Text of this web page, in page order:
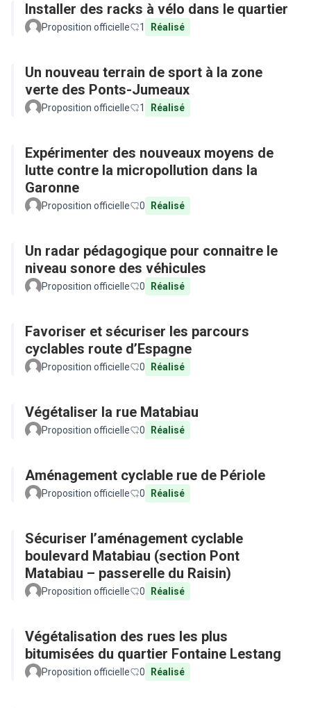
Installer des racks à vélo dans le quartier
Proposition officielle 1 Réalisé
Un nouveau terrain de sport à la zone
verte des Ponts-Jumeaux
Proposition officielle 1 Réalisé
Expérimenter des nouveaux moyens de
lutte contre la micropollution dans la
Garonne
Proposition officielle 0 Réalisé
Un radar pédagogique pour connaitre le
niveau sonore des véhicules
Proposition officielle 0 Réalisé
Favoriser et sécuriser les parcours
cyclables route d’Espagne
Proposition officielle 0 Réalisé
Végétaliser la rue Matabiau
Proposition officielle 0 Réalisé
Aménagement cyclable rue de Périole
Proposition officielle 0 Réalisé
Sécuriser l’aménagement cyclable
boulevard Matabiau (section Pont
Matabiau – passerelle du Raisin)
Proposition officielle 0 Réalisé
Végétalisation des rues les plus
bitumisées du quartier Fontaine Lestang
Proposition officielle 0 Réalisé